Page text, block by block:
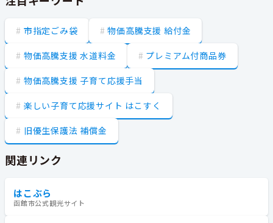
市指定ごみ袋 物価高騰支援 給付金
物価高騰支援 水道料金 プレミアム付商品券
物価高騰支援 子育て応援手当
楽しい子育て応援サイト はこすく
旧優生保護法 補償金
関連リンク
はこぶら
函館市公式観光サイト